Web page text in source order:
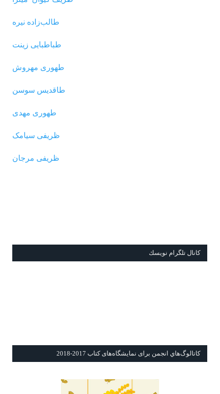
طالب‌زاده نیره
طباطبایی زینت
طهوری مهروش
طاقدیس سوسن
طهوری مهدی
ظریفی سیامک
ظریفی مرجان
كانال تلگرام نويسك
كاتالوگ‌هاي انجمن برای نمايشگاه‌های كتاب 2017-2018